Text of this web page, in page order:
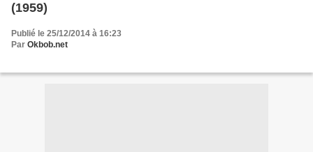
(1959)
Publié le 25/12/2014 à 16:23
Par Okbob.net